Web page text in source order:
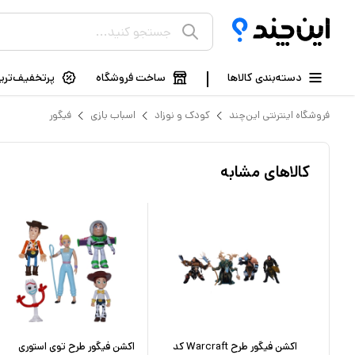
دسته‌بندی کالاها ساخت فروشگاه
فروشگاه اینترنتی این‌چند کودک و نوزاد اسباب بازی فیگور
کالاهای مشابه
اکشن فیگور طرح Warcraft کد
اکشن فیگور طرح توی استوری